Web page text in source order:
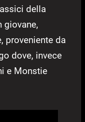
della
giovane,
proveniente da
dove, invece
e Monstie